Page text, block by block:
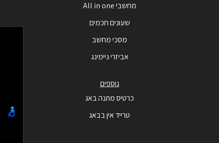
מחשבי All in one
שעונים חכמים
מסכי מחשב
אביזרי גיימינג
נוספים
כרטיס מתנה באג
טרייד אין בבאג